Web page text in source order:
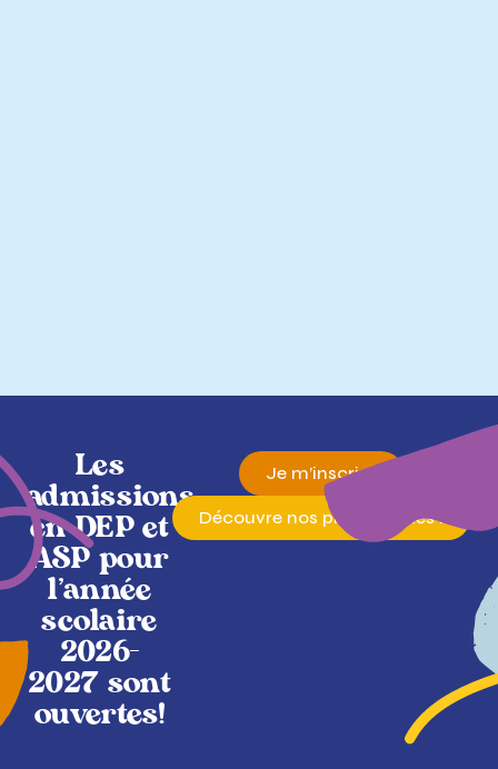
Les
admissions
en DEP et
ASP pour
l'année
scolaire
2026-
2027 sont
ouvertes!
Je m’inscris !
Découvre nos programmes !